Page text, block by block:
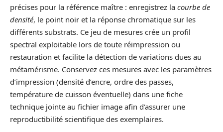
précises pour la référence maître : enregistrez la courbe de
densité, le point noir et la réponse chromatique sur les
différents substrats. Ce jeu de mesures crée un profil
spectral exploitable lors de toute réimpression ou
restauration et facilite la détection de variations dues au
métamérisme. Conservez ces mesures avec les paramètres
d’impression (densité d’encre, ordre des passes,
température de cuisson éventuelle) dans une fiche
technique jointe au fichier image afin d’assurer une
reproductibilité scientifique des exemplaires.